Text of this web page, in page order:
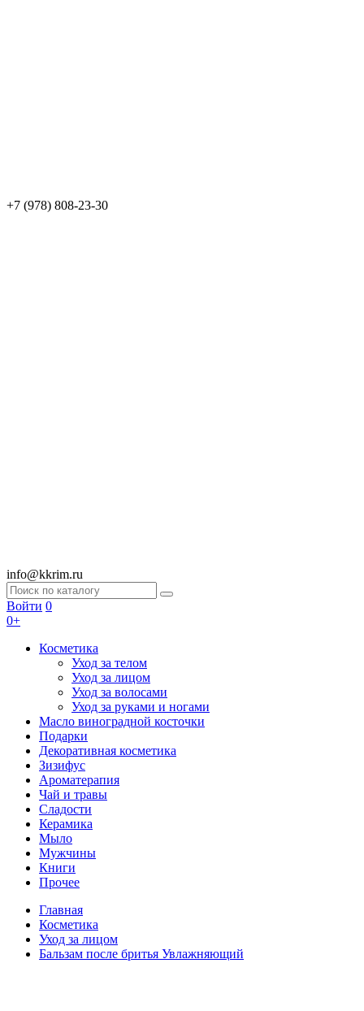
+7 (978) 808-23-30
info@kkrim.ru
Войти 0
0+
Косметика
Уход за телом
Уход за лицом
Уход за волосами
Уход за руками и ногами
Масло виноградной косточки
Подарки
Декоративная косметика
Зизифус
Ароматерапия
Чай и травы
Сладости
Керамика
Мыло
Мужчины
Книги
Прочее
Главная
Косметика
Уход за лицом
Бальзам после бритья Увлажняющий